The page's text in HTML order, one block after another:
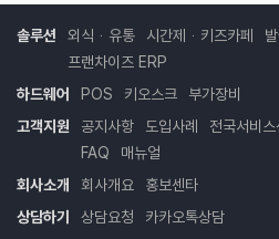
솔루션 외식ᆞ유통 시간제ᆞ키즈카페
프랜차이즈 ERP
하드웨어
POS 키오스크
부가장비
고객지원
공지사항 도입사례 전국서비
FAQ
매뉴얼
회사소개
회사개요
홍보센타
상담하기
상담요청 카카오톡상담